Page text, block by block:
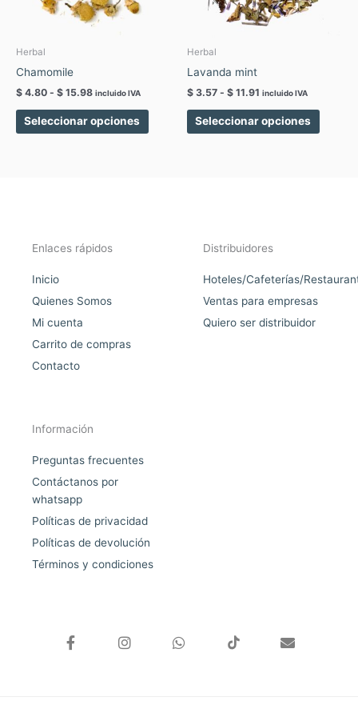
Herbal
Chamomile
$ 4.80 - $ 15.98 incluido IVA
Seleccionar opciones
producto
Herbal
Lavanda mint
$ 3.57 - $ 11.91 incluido IVA
Seleccionar opciones
Enlaces rápidos
Inicio
Quienes Somos
Mi cuenta
Carrito de compras
Contacto
Distribuidores
Hoteles/Cafeterías/
Ventas para empresas
Quiero ser distribuidor
Información
Preguntas frecuentes
Contáctanos por
whatsapp
Políticas de privacidad
Políticas de devolución
Términos y condiciones
a
n
h
n